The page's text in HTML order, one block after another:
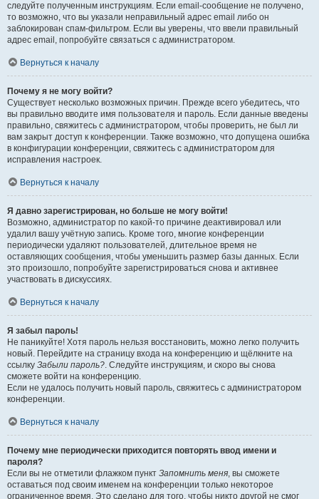
следуйте полученным инструкциям. Если email-сообщение не получено,
то возможно, что вы указали неправильный адрес email либо он
заблокирован спам-фильтром. Если вы уверены, что ввели правильный
адрес email, попробуйте связаться с администратором.
Вернуться к началу
Почему я не могу войти?
Существует несколько возможных причин. Прежде всего убедитесь, что
вы правильно вводите имя пользователя и пароль. Если данные введены
правильно, свяжитесь с администратором, чтобы проверить, не был ли
вам закрыт доступ к конференции. Также возможно, что допущена ошибка
в конфигурации конференции, свяжитесь с администратором для
исправления настроек.
Вернуться к началу
Я давно зарегистрирован, но больше не могу войти!
Возможно, администратор по какой-то причине деактивировал или
удалил вашу учётную запись. Кроме того, многие конференции
периодически удаляют пользователей, длительное время не
оставляющих сообщения, чтобы уменьшить размер базы данных. Если
это произошло, попробуйте зарегистрироваться снова и активнее
участвовать в дискуссиях.
Вернуться к началу
Я забыл пароль!
Не паникуйте! Хотя пароль нельзя восстановить, можно легко получить
новый. Перейдите на страницу входа на конференцию и щёлкните на
ссылку Забыли пароль?. Следуйте инструкциям, и скоро вы снова
сможете войти на конференцию.
Если не удалось получить новый пароль, свяжитесь с администратором
конференции.
Вернуться к началу
Почему мне периодически приходится повторять ввод имени и
пароля?
Если вы не отметили флажком пункт Запомнить меня, вы сможете
оставаться под своим именем на конференции только некоторое
ограниченное время. Это сделано для того, чтобы никто другой не смог